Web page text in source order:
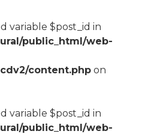
variable $post_id in
public_html/web-
content.phpon
variable $post_id in
public_html/web-